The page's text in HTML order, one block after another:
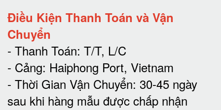
Điều Kiện Thanh Toán và Vận
Chuyển
- Thanh Toán: T/T, L/C
- Cảng: Haiphong Port, Vietnam
- Thời Gian Vận Chuyển: 30-45 ngày
sau khi hàng mẫu được chấp nhận